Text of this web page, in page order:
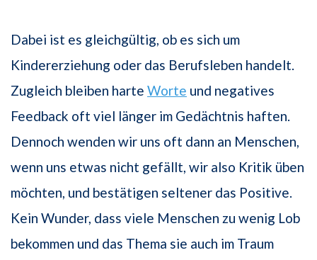
Dabei ist es gleichgültig, ob es sich um
Kindererziehung oder das Berufsleben handelt.
Zugleich bleiben harte Worte und negatives
Feedback oft viel länger im Gedächtnis haften.
Dennoch wenden wir uns oft dann an Menschen,
wenn uns etwas nicht gefällt, wir also Kritik üben
möchten, und bestätigen seltener das Positive.
Kein Wunder, dass viele Menschen zu wenig Lob
bekommen und das Thema sie auch im Traum